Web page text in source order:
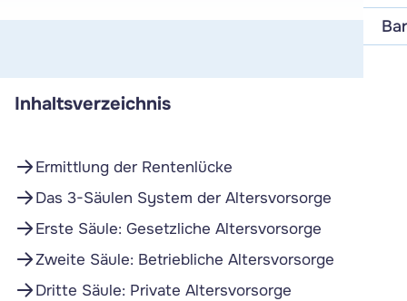
Inhaltsverzeichnis
Ermittlung der Rentenlücke
Das 3-Säulen System der Altersvorsorge
Erste Säule: Gesetzliche Altersvorsorge
Zweite Säule: Betriebliche Altersvorsorge
Dritte Säule: Private Altersvorsorge